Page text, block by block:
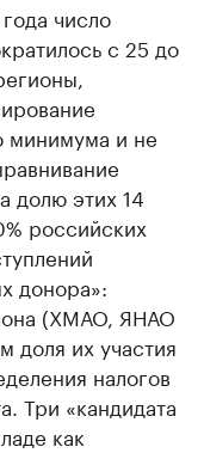
число
с 25 до
минимума и не
долю этих 14
российских
донора»:
(ХМАО, ЯНАО
доля их участия
налогов
Три «кандидата
как